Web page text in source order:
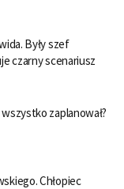
Były szef
czarny scenariusz
zaplanował?
Chłopiec